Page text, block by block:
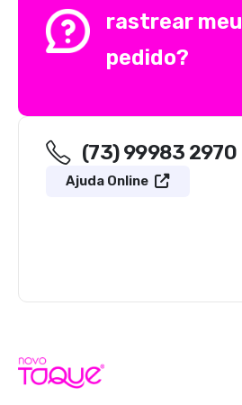
rastrear meu
pedido?
(73) 99983 2970
Ajuda Online